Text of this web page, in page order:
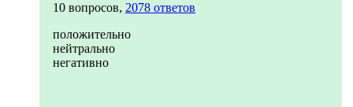
10 вопросов, 2078 ответов
положительно
нейтрально
негативно